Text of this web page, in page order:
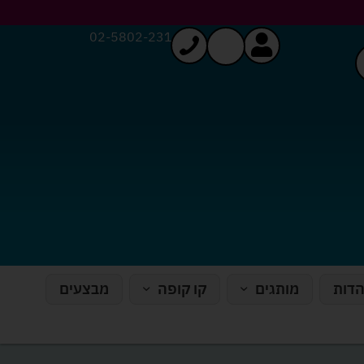
02-5802-231
מותגים קו קופה
מבצעים